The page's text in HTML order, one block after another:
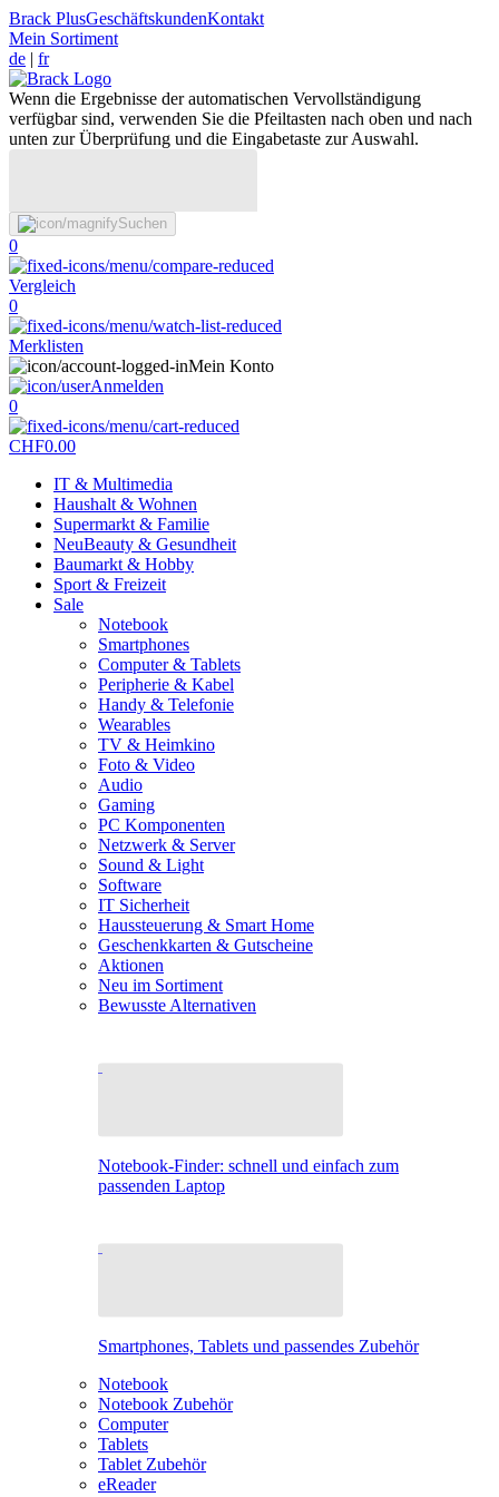
Brack PlusGeschäftskundenKontakt
Mein Sortiment
de | fr
Wenn die Ergebnisse der automatischen Vervollständigung
verfügbar sind, verwenden Sie die Pfeiltasten nach oben und nach
unten zur Überprüfung und die Eingabetaste zur Auswahl.
Suchen
0
Vergleich
0
Merklisten
Mein Konto
Anmelden
0
CHF0.00
IT & Multimedia
Haushalt & Wohnen
Supermarkt & Familie
NeuBeauty & Gesundheit
Baumarkt & Hobby
Sport & Freizeit
Sale
Notebook
Smartphones
Computer & Tablets
Peripherie & Kabel
Handy & Telefonie
Wearables
TV & Heimkino
Foto & Video
Audio
Gaming
PC Komponenten
Netzwerk & Server
Sound & Light
Software
IT Sicherheit
Haussteuerung & Smart Home
Geschenkkarten & Gutscheine
Aktionen
Neu im Sortiment
Bewusste Alternativen
Notebook-Finder: schnell und einfach zum
passenden Laptop
Smartphones, Tablets und passendes Zubehör
Notebook
Notebook Zubehör
Computer
Tablets
Tablet Zubehör
eReader